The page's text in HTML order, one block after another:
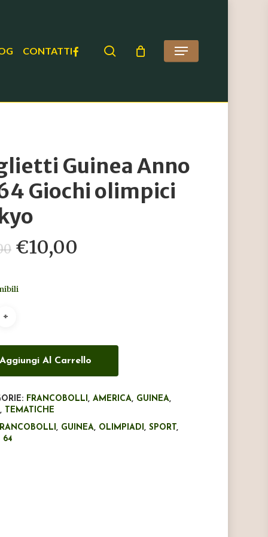
CONTATTIFACEBOOK search Menu
Guinea Anno
Giochi olimpici
Il
prezzo
originale
€10,00
Aggiungi Al Carrello
FRANCOBOLLI,AMERICA, GUINEA,
, TEMATICHE
, GUINEA, OLIMPIADI,SPORT,
64